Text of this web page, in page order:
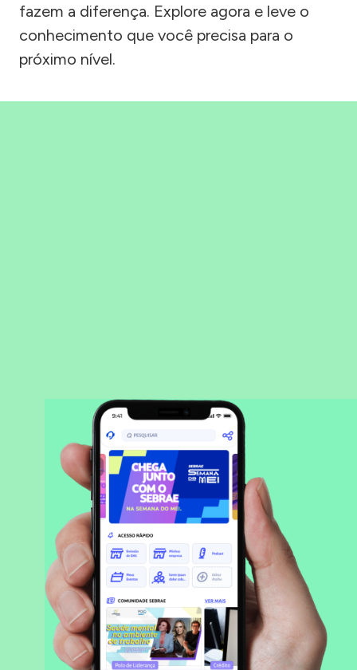
fazem a diferença. Explore agora e leve o
conhecimento que você precisa para o
próximo nível.